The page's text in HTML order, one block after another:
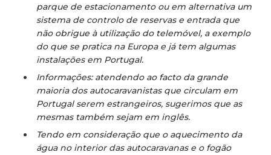
parque de estacionamento ou em alternativa um
sistema de controlo de reservas e entrada que
não obrigue à utilização do telemóvel, a exemplo
do que se pratica na Europa e já tem algumas
instalações em Portugal.
Informações: atendendo ao facto da grande
maioria dos autocaravanistas que circulam em
Portugal serem estrangeiros, sugerimos que as
mesmas também sejam em inglês.
Tendo em consideração que o aquecimento da
água no interior das autocaravanas e o fogão